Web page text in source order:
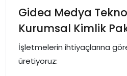
Gidea Medya
Kurumsal Kimlik
İşletmelerin ihtiyaçlarına
üretiyoruz: